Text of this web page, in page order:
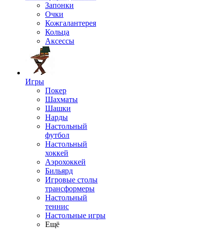
Запонки
Очки
Кожгалантерея
Кольца
Аксессы
Игры
Покер
Шахматы
Шашки
Нарды
Настольный
футбол
Настольный
хоккей
Аэрохоккей
Бильярд
Игровые столы
трансформеры
Настольный
теннис
Настольные игры
Ещё